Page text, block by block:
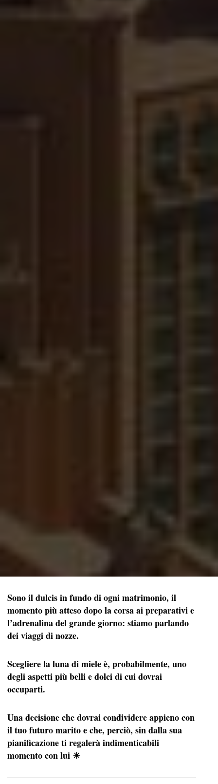
Sono il dulcis in fundo di ogni matrimonio, il
momento più atteso dopo la corsa ai preparativi e
l’adrenalina del grande giorno: stiamo parlando
dei viaggi di nozze.
Scegliere la luna di miele è, probabilmente, uno
degli aspetti più belli e dolci di cui dovrai
occuparti.
Una decisione che dovrai condividere appieno con
il tuo futuro marito e che, perciò, sin dalla sua
pianificazione ti regalerà indimenticabili
momento con lui ☀